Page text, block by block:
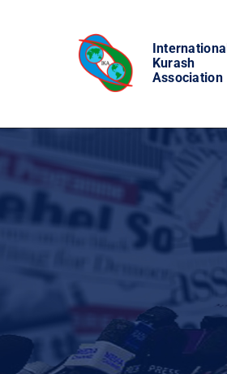
International
Kurash
Association